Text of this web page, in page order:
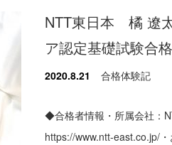
NTT東日本 橘 遼
ア認定基礎試験合
2020.8.21 合格体験記
◆合格者情報・所属会社：
https://www.ntt-east.co.jp/